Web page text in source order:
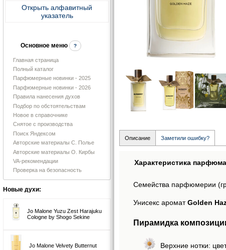
Открыть алфавитный
указатель
Основное меню ?
Главная страница
Полный каталог
Парфюмерные новинки - 2025
Парфюмерные новинки - 2026
Правила нанесения духов
Подбор по обстоятельствам
Новое в справочнике
Снятое с производства
Поиск Яндексом
Авторские материалы С. Полье
Авторские материалы О. Кирбы
VA-рекомендации
Проверка на безопасность
Новые духи:
Jo Malone Yuzu Zest Harajuku
Cologne by Shogo Sekine
Jo Malone Velvety Butternut
Описание Заметили ошибку?
Характеристика парфюма
Семейства парфюмерии
Унисекс ароматGolden
Пирамидка
Верхние нотки: